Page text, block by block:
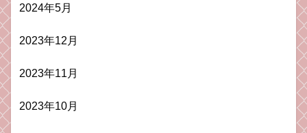
2024年5月
2023年12月
2023年11月
2023年10月